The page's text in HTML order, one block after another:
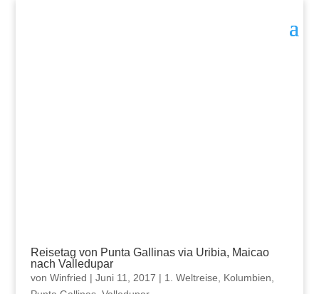
Reisetag von Punta Gallinas via Uribia, Maicao
nach Valledupar
von Winfried | Juni 11, 2017 | 1. Weltreise Kolumbien